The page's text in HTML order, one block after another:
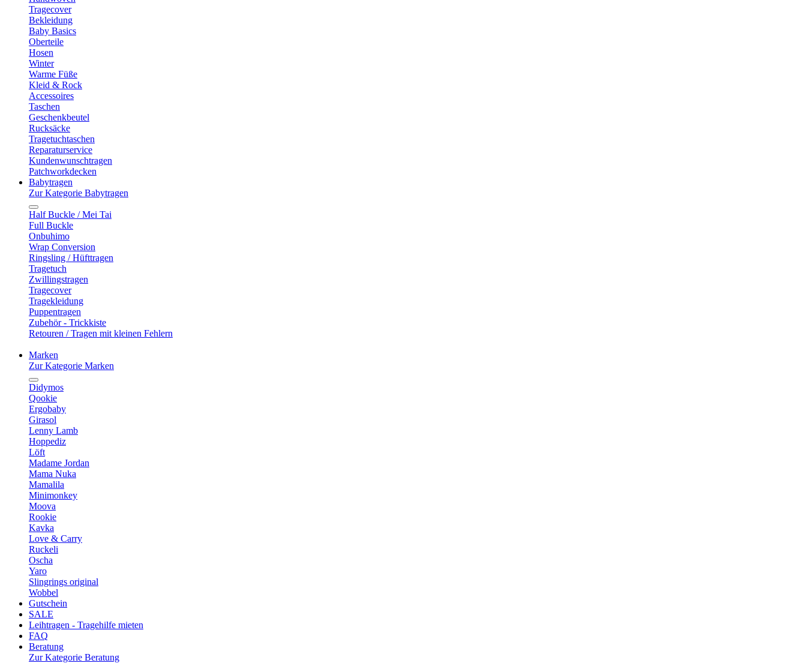
Tragecover
Bekleidung
Baby Basics
Oberteile
Hosen
Winter
Warme Füße
Kleid & Rock
Accessoires
Taschen
Geschenkbeutel
Rucksäcke
Tragetuchtaschen
Reparaturservice
Kundenwunschtragen
Patchworkdecken
Babytragen
Zur Kategorie Babytragen
Half Buckle / Mei Tai
Full Buckle
Onbuhimo
Wrap Conversion
Ringsling / Hüfttragen
Tragetuch
Zwillingstragen
Tragecover
Tragekleidung
Puppentragen
Zubehör - Trickkiste
Retouren / Tragen mit kleinen Fehlern
Marken
Zur Kategorie Marken
Didymos
Qookie
Ergobaby
Girasol
Lenny Lamb
Hoppediz
Löft
Madame Jordan
Mama Nuka
Mamalila
Minimonkey
Moova
Rookie
Kavka
Love & Carry
Ruckeli
Oscha
Yaro
Slingrings original
Wobbel
Gutschein
SALE
Leihtragen - Tragehilfe mieten
FAQ
Beratung
Zur Kategorie Beratung